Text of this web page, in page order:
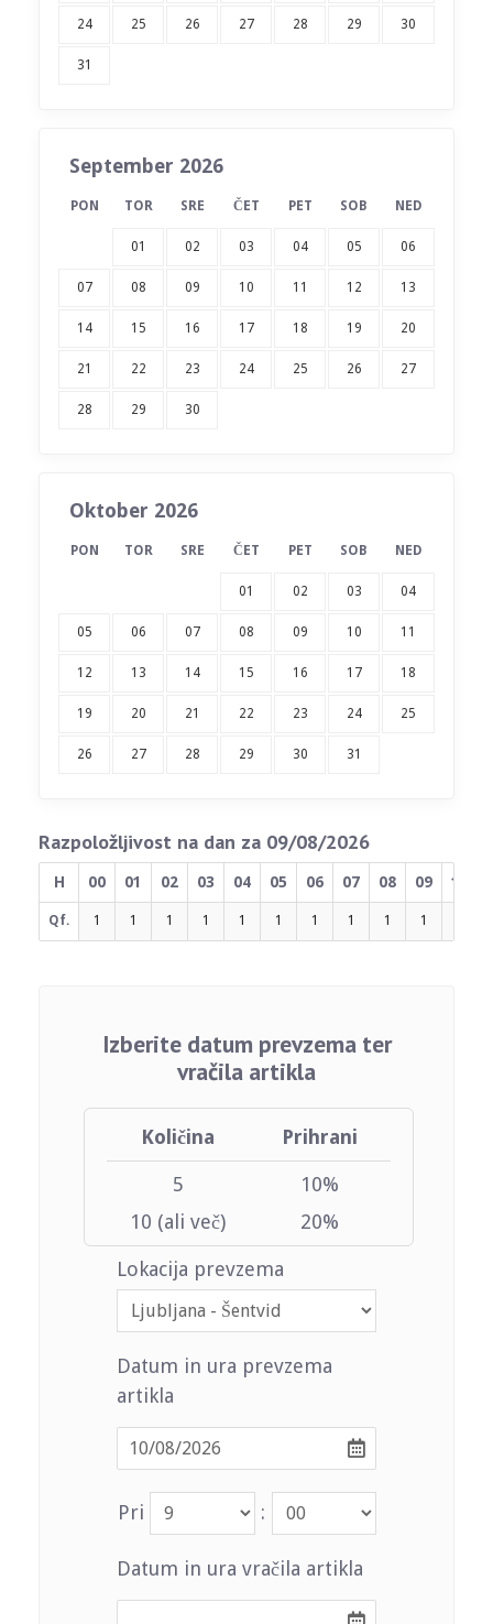
24 25 26 27 28 29 30
31
September 2026
PON TOR SRE ČET PET SOB NED
01 02 03 04 05 06
07 08 09 10 11 12 13
14 15 16 17 18 19 20
21 22 23 24 25 26 27
28 29 30
Oktober 2026
PON TOR SRE ČET PET SOB NED
01 02 03 04
05 06 07 08 09 10 11
12 13 14 15 16 17 18
19 20 21 22 23 24 25
26 27 28 29 30 31
Razpoložljivost na dan za 09/08/2026
H 00 01 02 03 04 05 06 07 08 09 10
Qf. 1 1 1 1 1 1 1 1 1 1
Izberite datum prevzema ter
vračila artikla
Količina Prihrani
5
10%
10 (ali več)
20%
Lokacija prevzema
Datum in ura prevzema
artikla
Pri :
Datum in ura vračila artikla